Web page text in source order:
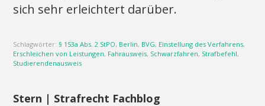
sich sehr erleichtert darüber.
Schlagwörter: § 153a Abs. 2 StPO, Berlin, BVG, Einstellung des Verfahrens,
Erschleichen von Leistungen, Fahrausweis, Schwarzfahren, Strafbefehl,
Studierendenausweis
Stern | Strafrecht Fachblog